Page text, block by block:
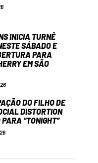
INICIA TURNÊ
SÁBADO E
PARA
EM SÃO
DO FILHO DE
DISTORTION
“TONIGHT”